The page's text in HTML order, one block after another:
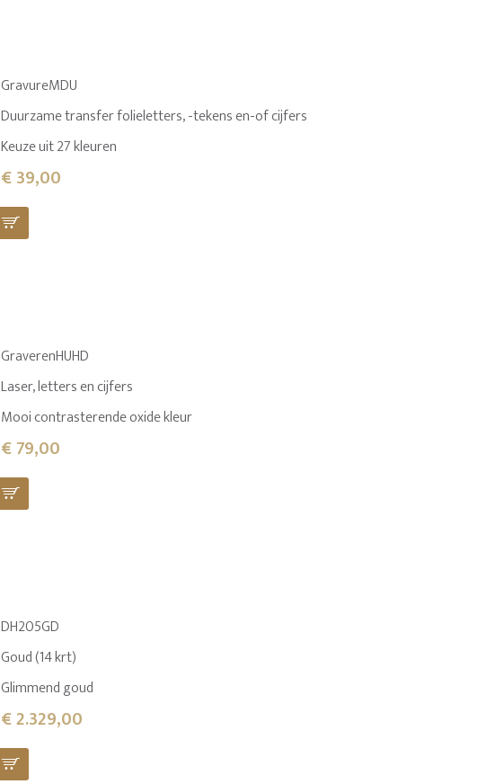
GravureMDU
Duurzame transfer folieletters, -tekens en-of cijfers
Keuze uit 27 kleuren
€ 39,00
GraverenHUHD
Laser, letters en cijfers
Mooi contrasterende oxide kleur
€ 79,00
DH205GD
Goud (14 krt)
Glimmend goud
€ 2.329,00